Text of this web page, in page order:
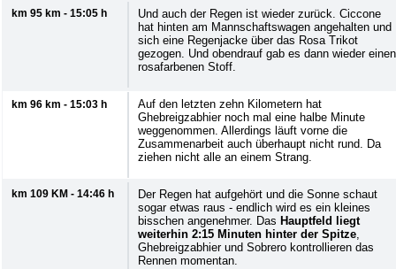
km 95 km - 15:05 h
Und auch der Regen ist wieder zurück. Ciccone
hat hinten am Mannschaftswagen angehalten und
sich eine Regenjacke über das Rosa Trikot
gezogen. Und obendrauf gab es dann wieder einen
rosafarbenen Stoff.
km 96 km - 15:03 h
Auf den letzten zehn Kilometern hat
Ghebreigzabhier noch mal eine halbe Minute
weggenommen. Allerdings läuft vorne die
Zusammenarbeit auch überhaupt nicht rund. Da
ziehen nicht alle an einem Strang.
km 109 KM - 14:46 h
Der Regen hat aufgehört und die Sonne schaut
sogar etwas raus - endlich wird es ein kleines
bisschen angenehmer. Das Hauptfeld liegt
weiterhin 2:15 Minuten hinter der Spitze,
Ghebreigzabhier und Sobrero kontrollieren das
Rennen momentan.